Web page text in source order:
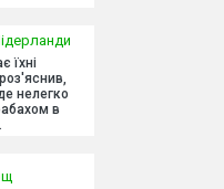
їхні
нелегко
в